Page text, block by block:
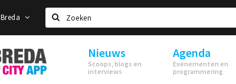
Breda
Zoeken
Stappen
&
Shoppen
Nieuws
Scoops, blogs en
interviews
Agenda
Evenementen en
programmering